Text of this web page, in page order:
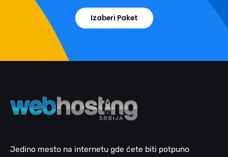
Izaberi Paket
Jedino mesto na internetu gde ćete biti potpuno